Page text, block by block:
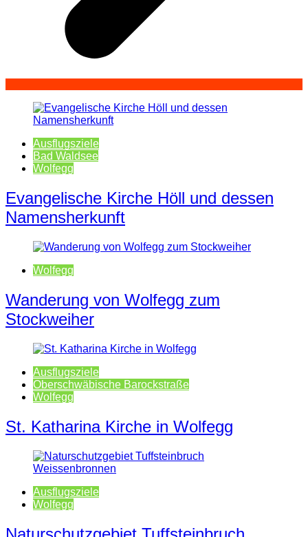
Ausflugsziele
Bad Waldsee
Wolfegg
Evangelische Kirche Höll und dessen
Namensherkunft
Wolfegg
Wanderung von Wolfegg zum
Stockweiher
Ausflugsziele
Oberschwäbische Barockstraße
Wolfegg
St. Katharina Kirche in Wolfegg
Ausflugsziele
Wolfegg